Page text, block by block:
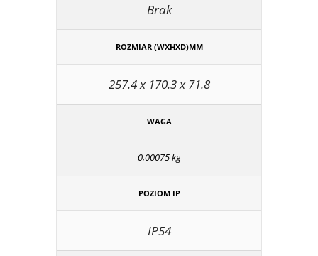
Brak
ROZMIAR (WXHXD)MM
257.4 x 170.3 x 71.8
WAGA
0,00075 kg
POZIOM IP
IP54